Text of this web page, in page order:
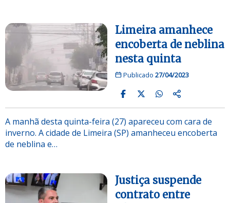
Limeira amanhece
encoberta de neblina
nesta quinta
Publicado 27/04/2023
A manhã desta quinta-feira (27) apareceu com cara de
inverno. A cidade de Limeira (SP) amanheceu encoberta
de neblina e…
Justiça suspende
contrato entre